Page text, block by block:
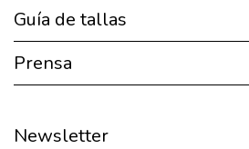
Guía de tallas
Prensa
Newsletter